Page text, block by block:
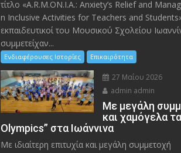
τίτλο «A.R.M.ON.I.A.: Anxiety’s Relief and
n Inclusive Activities for Teachers and
εκπαιδευτικοί του Μουσικού Σχολείου
συμμετείχαν...
Ενδιαφέρουσες Ιστορίες Επικαιρότητα
27 Μαΐου 2026
admin admin
Με μεγάλη
και χαμόγελα
Olympics” στα Ιωάννινα
Με ιδιαίτερη επιτυχία και μεγάλη συμμετοχή